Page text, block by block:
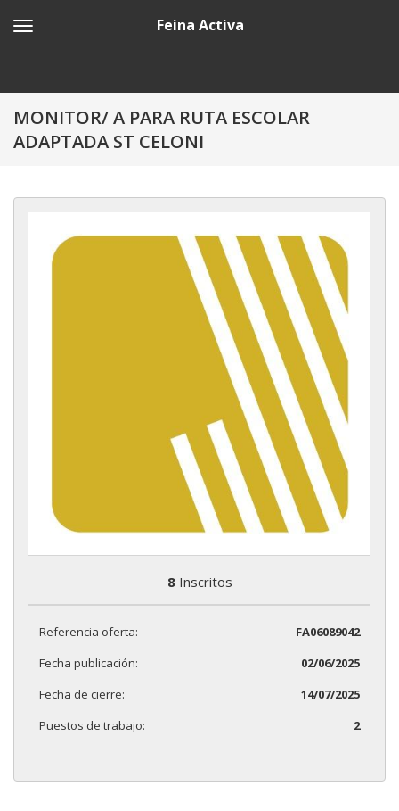
Feina Activa
MONITOR/ A PARA RUTA ESCOLAR
ADAPTADA ST CELONI
8Inscritos
Referencia oferta:
FA06089042
Fecha publicación:
02/06/2025
Fecha de cierre:
14/07/2025
Puestos de trabajo:
2